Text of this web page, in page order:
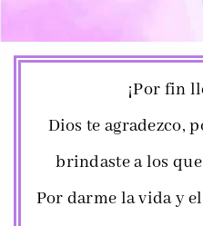
¡Por fin
Dios te agradezco,
brindaste a los
Por darme la vida y